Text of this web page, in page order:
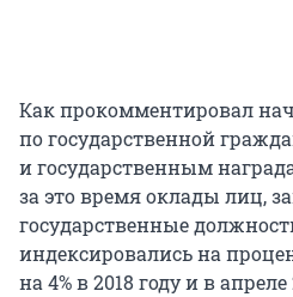
Как прокомментировал
по государственной
и государственным
за это время оклады лиц,
государственные
индексировались на
на 4% в 2018 году и в